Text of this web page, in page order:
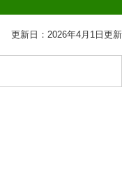
更新日：2026年4月1日更新